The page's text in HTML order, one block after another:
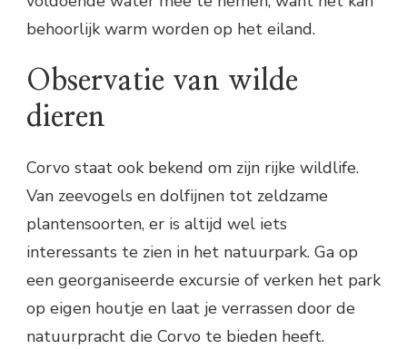
behoorlijk warm worden op het eiland.
Observatie van wilde
dieren
Corvo staat ook bekend om zijn rijke wildlife.
Van zeevogels en dolfijnen tot zeldzame
plantensoorten, er is altijd wel iets
interessants te zien in het natuurpark. Ga op
een georganiseerde excursie of verken het park
op eigen houtje en laat je verrassen door de
natuurpracht die Corvo te bieden heeft.